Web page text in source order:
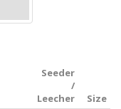
Seeder
/
Leecher
Size